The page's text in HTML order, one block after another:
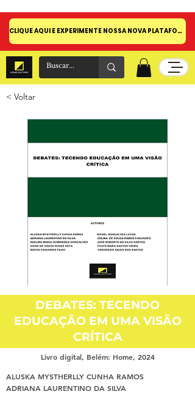
CLIQUE AQUI E EXPERIMENTE NOSSA NOVA PLATAFORMA!
< Voltar
DEBATES: TECENDO
EDUCAÇÃO EM UMA VISÃO
CRÍTICA
Livro digital, Belém: Home, 2024
ALUSKA MYSTHERLLY CUNHA RAMOS
ADRIANA LAURENTINO DA SILVA